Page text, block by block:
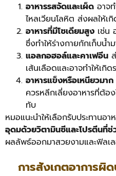
อาหารรสจัดและเผ็ด อาจ
ไหลเวียนโลหิต ส่งผลให้เ
อาหารที่มีโซเดียมสูง เช่น
ซึ่งทำให้ร่างกายกักเก็บน้ำ
แอลกอฮอล์และคาเฟอีน
เส้นเลือดและอาจทำให้เกิ
อาหารแข็งหรือเหนียวมาก
ควรหลีกเลี่ยงอาหารที่ต้อ
ทับ
หมอแนะนำให้เลือกรับประทานอา
อุดมด้วยวิตามินซีและโปรตีนที่ช่
ผลลัพธ์ออกมาสวยงามและฟิล
การสังเกตอาการ